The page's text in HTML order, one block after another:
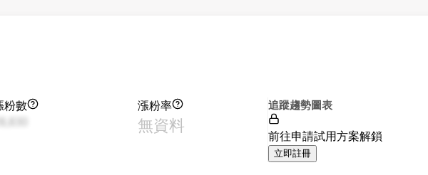
粉數
漲粉率
無資料
追蹤趨勢圖表
前往申請試用方案解鎖
立即註冊